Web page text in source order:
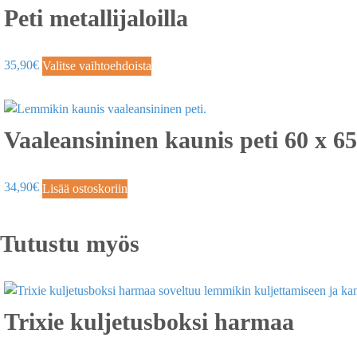
Peti metallijaloilla
35,90€ Valitse vaihtoehdoista
Vaaleansininen kaunis peti 60 x
34,90€ Lisää ostoskoriin
Tutustu myös
Trixie kuljetusboksi harmaa